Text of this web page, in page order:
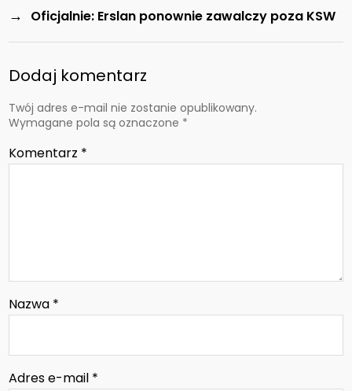
→ Oficjalnie: Erslan ponownie zawalczy poza KSW
Dodaj komentarz
Twój adres e-mail nie zostanie opublikowany.
Wymagane pola są oznaczone *
Komentarz *
Nazwa *
Adres e-mail *